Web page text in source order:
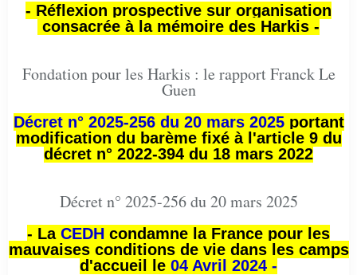
- Réflexion prospective sur organisation
consacrée à la mémoire des Harkis -
Fondation pour les Harkis : le rapport Franck Le
Guen
Décret n° 2025-256 du 20 mars 2025portant
modification du barème fixé à l'article 9 du
décret n° 2022-394 du 18 mars 2022
Décret n° 2025-256 du 20 mars 2025
- La CEDH condamne la France pour les
mauvaises conditions de vie dans les camps
d'accueil le 04 Avril 2024 -